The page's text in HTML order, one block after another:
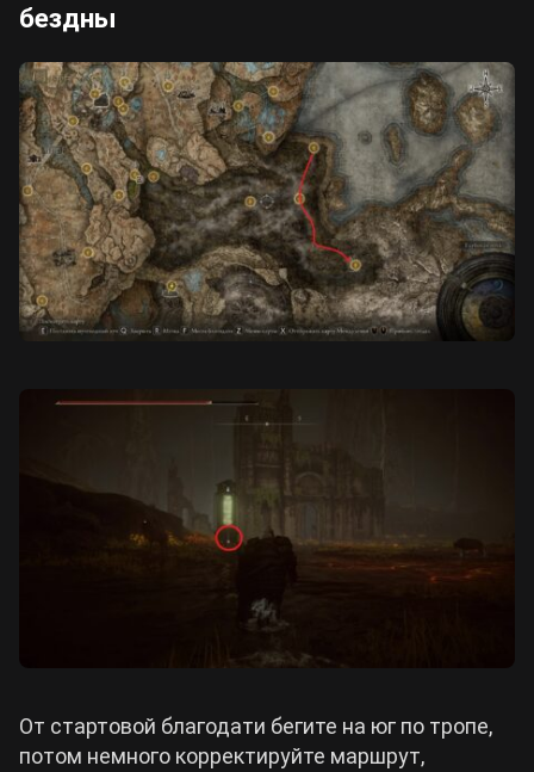
бездны
От стартовой благодати бегите на юг по тропе,
потом немного корректируйте маршрут,